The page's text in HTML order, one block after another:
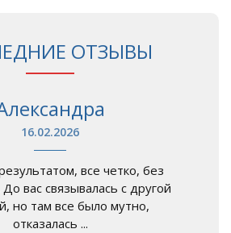
ОТЗЫВЫ
16.02.2026
все четко, без
вас связывалась с другой
но там все было мутно,
отказалась ...